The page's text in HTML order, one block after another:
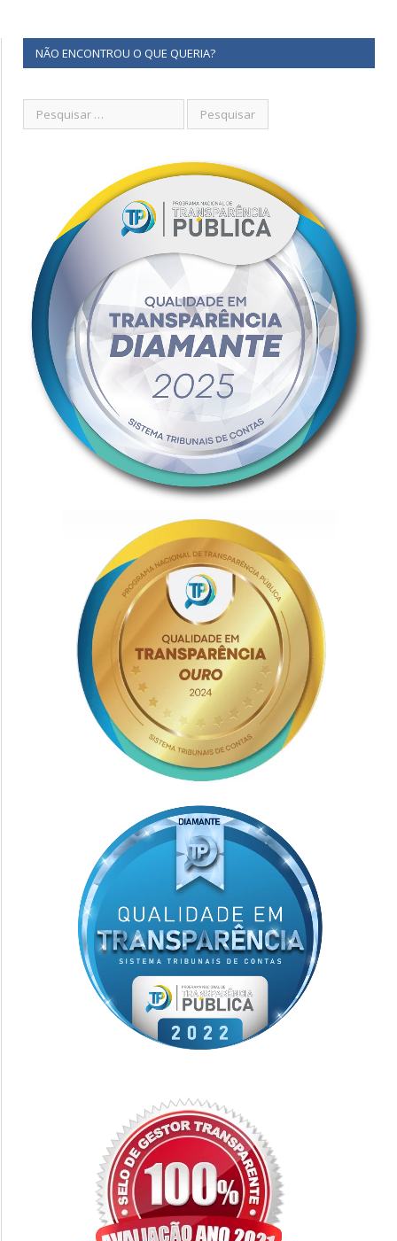
NÃO ENCONTROU O QUE QUERIA?